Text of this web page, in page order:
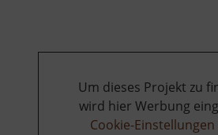
Um dieses Projekt zu
wird hier Werbung
Cookie-